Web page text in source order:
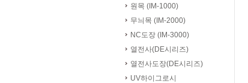
원목 (IM-1000)
무늬목 (IM-2000)
NC도장 (IM-3000)
열전사(DE시리즈)
열전사도장(DE시리즈)
UV하이그로시